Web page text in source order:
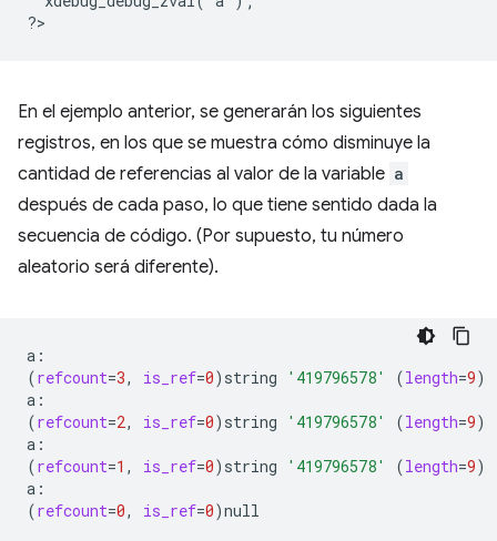
?
En el ejemplo anterior, se generarán los siguientes
registros, en los que se muestra cómo disminuye la
cantidad de referencias al valor de la variable a
después de cada paso, lo que tiene sentido dada la
secuencia de código. (Por supuesto, tu número
aleatorio será diferente).
(refcount=3, is_ref=0) string '419796578' (length=9)
(refcount=2, is_ref=0) string '419796578' (length=9)
(refcount=1 , is_ref=0) string '419796578' (length=9)
(refcount=0, is_ref=0)null